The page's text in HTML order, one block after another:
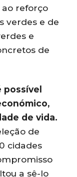
ao reforço
verdes e de
e
de
possível
de vida.
de
cidades
a sê-lo